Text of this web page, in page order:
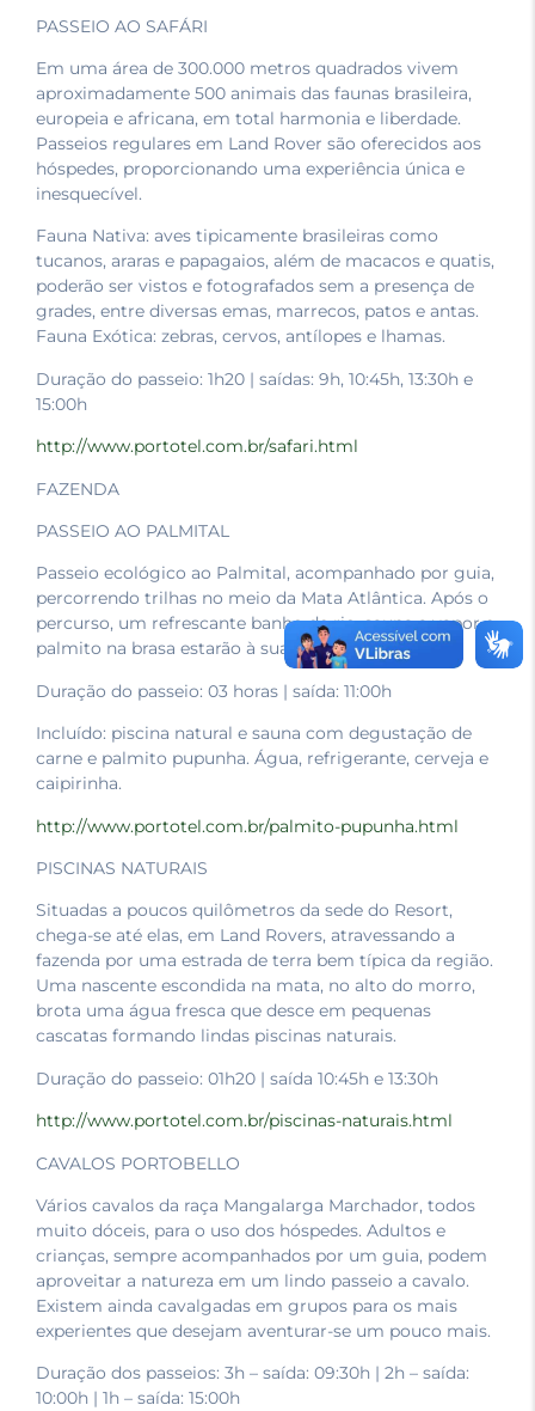
PASSEIO AO SAFÁRI
Em uma área de 300.000 metros quadrados vivem
aproximadamente 500 animais das faunas brasileira,
europeia e africana, em total harmonia e liberdade.
Passeios regulares em Land Rover são oferecidos aos
hóspedes, proporcionando uma experiência única e
inesquecível.
Fauna Nativa: aves tipicamente brasileiras como
tucanos, araras e papagaios, além de macacos e quatis,
poderão ser vistos e fotografados sem a presença de
grades, entre diversas emas, marrecos, patos e antas.
Fauna Exótica: zebras, cervos, antílopes e lhamas.
Duração do passeio: 1h20 | saídas: 9h, 10:45h, 13:30h e
15:00h
http://www.portotel.com.br/safari.html
FAZENDA
PASSEIO AO PALMITAL
Passeio ecológico ao Palmital, acompanhado por guia,
percorrendo trilhas no meio da Mata Atlântica. Após o
percurso, um refrescante banho de rio, sauna a vapor e
palmito na brasa estarão à sua espera.
Duração do passeio: 03 horas | saída: 11:00h
Incluído: piscina natural e sauna com degustação de
carne e palmito pupunha. Água, refrigerante, cerveja e
caipirinha.
http://www.portotel.com.br/palmito-pupunha.html
PISCINAS NATURAIS
Situadas a poucos quilômetros da sede do Resort,
chega-se até elas, em Land Rovers, atravessando a
fazenda por uma estrada de terra bem típica da região.
Uma nascente escondida na mata, no alto do morro,
brota uma água fresca que desce em pequenas
cascatas formando lindas piscinas naturais.
Duração do passeio: 01h20 | saída 10:45h e 13:30h
http://www.portotel.com.br/piscinas-naturais.html
CAVALOS PORTOBELLO
Vários cavalos da raça Mangalarga Marchador, todos
muito dóceis, para o uso dos hóspedes. Adultos e
crianças, sempre acompanhados por um guia, podem
aproveitar a natureza em um lindo passeio a cavalo.
Existem ainda cavalgadas em grupos para os mais
experientes que desejam aventurar-se um pouco mais.
Duração dos passeios: 3h – saída: 09:30h | 2h – saída:
10:00h | 1h – saída: 15:00h